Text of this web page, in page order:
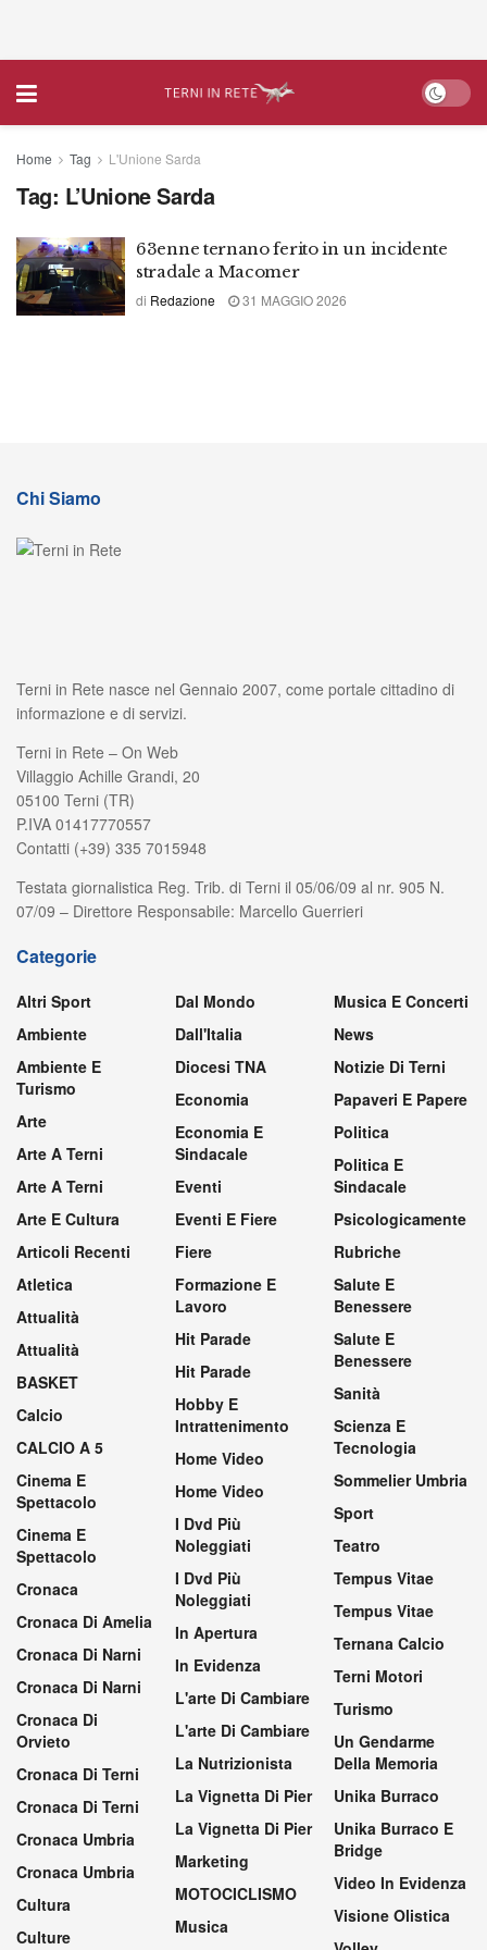
Home Tag L'Unione Sarda
Tag: L’Unione Sarda
63enne ternano ferito in un incidente
stradale a Macomer
di Redazione 31 MAGGIO 2026
Chi Siamo
Terni in Rete nasce nel Gennaio 2007, come portale cittadino di
informazione e di servizi.
Terni in Rete – On Web
Villaggio Achille Grandi, 20
05100 Terni (TR)
P.IVA 01417770557
Contatti (+39) 335 7015948
Testata giornalistica Reg. Trib. di Terni il 05/06/09 al nr. 905 N.
07/09 – Direttore Responsabile: Marcello Guerrieri
Categorie
Altri Sport
Ambiente
Ambiente E
Turismo
Arte
Arte A Terni
Arte A Terni
Arte E Cultura
Articoli Recenti
Atletica
Attualità
Attualità
BASKET
Calcio
CALCIO A 5
Cinema E
Spettacolo
Cinema E
Spettacolo
Cronaca
Cronaca Di Amelia
Cronaca Di Narni
Cronaca Di Narni
Cronaca Di
Orvieto
Cronaca Di Terni
Cronaca Di Terni
Cronaca Umbria
Cronaca Umbria
Cultura
Culture
Dal Mondo
Dall'Italia
Diocesi TNA
Economia
Economia E
Sindacale
Eventi
Eventi E Fiere
Fiere
Formazione E
Lavoro
Hit Parade
Hit Parade
Hobby E
Intrattenimento
Home Video
Home Video
I Dvd Più
Noleggiati
I Dvd Più
Noleggiati
In Apertura
In Evidenza
L'arte Di Cambiare
L'arte Di Cambiare
La Nutrizionista
La Vignetta Di Pier
La Vignetta Di Pier
Marketing
MOTOCICLISMO
Musica
Musica E Concerti
News
Notizie Di Terni
Papaveri E Papere
Politica
Politica E
Sindacale
Psicologicamente
Rubriche
Salute E
Benessere
Salute E
Benessere
Sanità
Scienza E
Tecnologia
Sommelier Umbria
Sport
Teatro
Tempus Vitae
Tempus Vitae
Ternana Calcio
Terni Motori
Turismo
Un Gendarme
Della Memoria
Unika Burraco
Unika Burraco E
Bridge
Video In Evidenza
Visione Olistica